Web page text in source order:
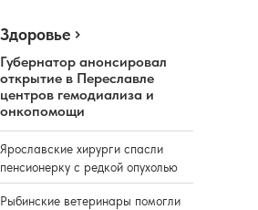
Здоровье
Губернатор анонсировал
открытие в Переславле
центров гемодиализа и
онкопомощи
Ярославские хирурги спасли
пенсионерку с редкой опухолью
Рыбинские ветеринары помогли